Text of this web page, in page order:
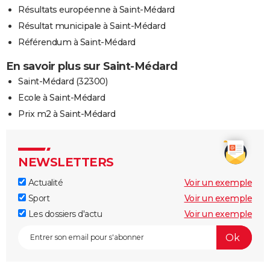
Résultats européenne à Saint-Médard
Résultat municipale à Saint-Médard
Référendum à Saint-Médard
En savoir plus sur Saint-Médard
Saint-Médard (32300)
Ecole à Saint-Médard
Prix m2 à Saint-Médard
NEWSLETTERS
Actualité
Voir un exemple
Sport
Voir un exemple
Les dossiers d'actu
Voir un exemple